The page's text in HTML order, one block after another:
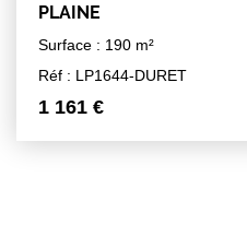
PLAINE
Surface : 190 m²
Réf : LP1644-DURET
1 161 €